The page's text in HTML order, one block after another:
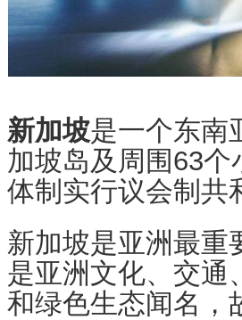
新加坡是一个东南
加坡岛及周围63
体制实行议会制共
新加坡是亚洲最重
是亚洲文化、交通
和绿色生态闻名，